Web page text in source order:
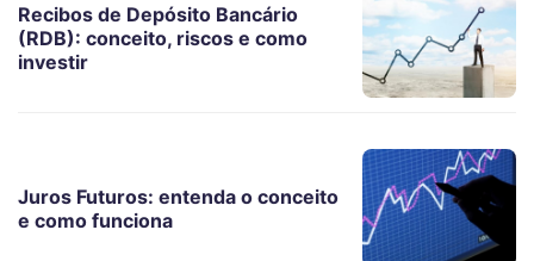
Recibos de Depósito Bancário
(RDB): conceito, riscos e como
investir
Juros Futuros: entenda o conceito
e como funciona